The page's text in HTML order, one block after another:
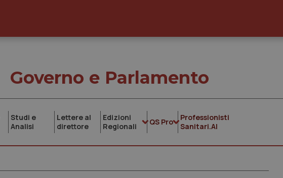
Governo e Parlamento
Studi e
Analisi
Lettere al
direttore
Edizioni
Regionali
QS Pro
Professionisti
Sanitari.AI